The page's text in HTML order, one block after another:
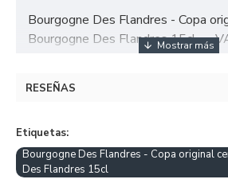
Bourgogne Des Flandres - Copa
Bourgogne Des Flandres 15cl - -
RESEÑAS
Etiquetas:
Bourgogne Des Flandres - Copa original
Des Flandres 15cl